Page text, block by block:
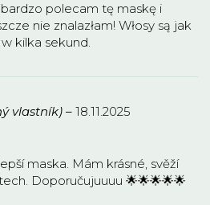
bardzo polecam tę maskę i
nie znalazłam! Włosy są jak
kilka sekund.
vlastník) – 18.11.2025
maska. Mám krásné, svěží
Doporučujuuuu 🌟🌟🌟🌟🌟